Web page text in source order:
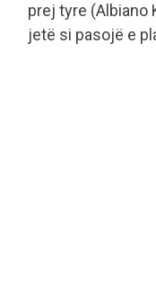
prej tyre (Albiano
jetë si pasojë e